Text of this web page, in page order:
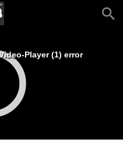
Player (1) error